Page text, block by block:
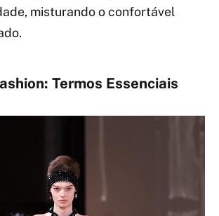
misturando o confortável
Termos Essenciais